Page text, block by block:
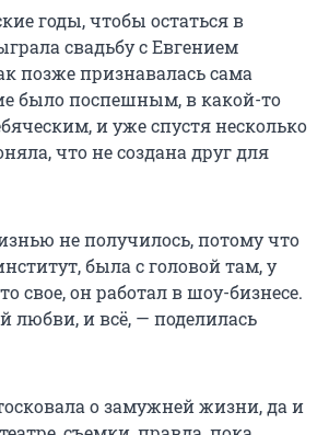
годы, чтобы остаться в
свадьбу с Евгением
позже признавалась сама
было поспешным, в какой-то
и уже спустя несколько
что не создана друг для
не получилось, потому что
была с головой там, у
свое, он работал в шоу-бизнесе.
любви, и всё, — поделилась
о замужней жизни, да и